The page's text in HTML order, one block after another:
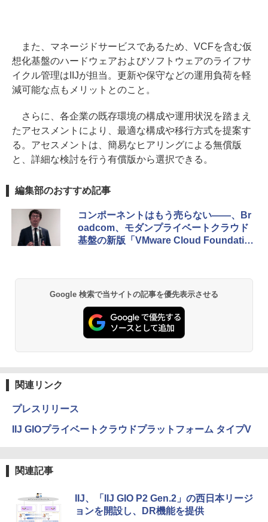
また、マネージドサービスであるため、VCFを含む仮
想化基盤のハードウェアおよびソフトウェアのライフサ
イクル管理はIIJが担当。更新や保守などの運用負荷を軽
減可能な点もメリットとのこと。
さらに、各企業の既存環境の構成や運用状況を踏まえ
たアセスメントにより、最適な構成や移行方式を提案す
る。アセスメントは、簡易なヒアリングによる無償版
と、詳細な検討を行う有償版から選択できる。
編集部のおすすめ記事
コンポーネントはもう売らない――、Br
oadcom、モダンプライベートクラウド
基盤の新版「VMware Cloud Foundation
Google 検索で当サイトの記事を優先表示させる
関連リンク
プレスリリース
IIJ GIOプライベートクラウドプラットフォーム タイプV
関連記事
IIJ、「IIJ GIO P2 Gen.2」の西日本リージ
ョンを開設し、DR機能を提供